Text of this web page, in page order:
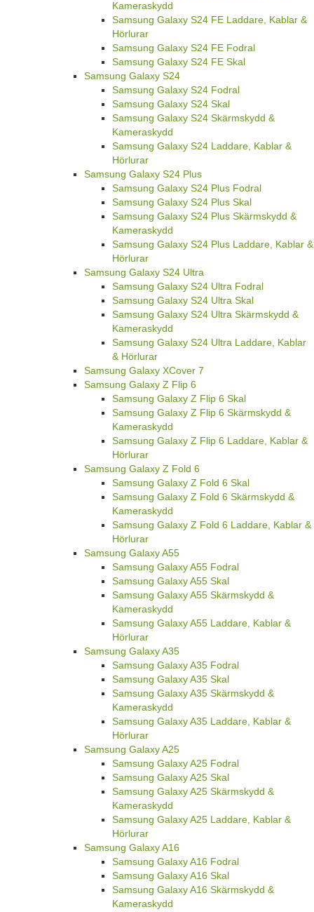
Kameraskydd
Samsung Galaxy S24 FE Laddare, Kablar &
Hörlurar
Samsung Galaxy S24 FE Fodral
Samsung Galaxy S24 FE Skal
Samsung Galaxy S24
Samsung Galaxy S24 Fodral
Samsung Galaxy S24 Skal
Samsung Galaxy S24 Skärmskydd &
Kameraskydd
Samsung Galaxy S24 Laddare, Kablar &
Hörlurar
Samsung Galaxy S24 Plus
Samsung Galaxy S24 Plus Fodral
Samsung Galaxy S24 Plus Skal
Samsung Galaxy S24 Plus Skärmskydd &
Kameraskydd
Samsung Galaxy S24 Plus Laddare, Kablar &
Hörlurar
Samsung Galaxy S24 Ultra
Samsung Galaxy S24 Ultra Fodral
Samsung Galaxy S24 Ultra Skal
Samsung Galaxy S24 Ultra Skärmskydd &
Kameraskydd
Samsung Galaxy S24 Ultra Laddare, Kablar
& Hörlurar
Samsung Galaxy XCover 7
Samsung Galaxy Z Flip 6
Samsung Galaxy Z Flip 6 Skal
Samsung Galaxy Z Flip 6 Skärmskydd &
Kameraskydd
Samsung Galaxy Z Flip 6 Laddare, Kablar &
Hörlurar
Samsung Galaxy Z Fold 6
Samsung Galaxy Z Fold 6 Skal
Samsung Galaxy Z Fold 6 Skärmskydd &
Kameraskydd
Samsung Galaxy Z Fold 6 Laddare, Kablar &
Hörlurar
Samsung Galaxy A55
Samsung Galaxy A55 Fodral
Samsung Galaxy A55 Skal
Samsung Galaxy A55 Skärmskydd &
Kameraskydd
Samsung Galaxy A55 Laddare, Kablar &
Hörlurar
Samsung Galaxy A35
Samsung Galaxy A35 Fodral
Samsung Galaxy A35 Skal
Samsung Galaxy A35 Skärmskydd &
Kameraskydd
Samsung Galaxy A35 Laddare, Kablar &
Hörlurar
Samsung Galaxy A25
Samsung Galaxy A25 Fodral
Samsung Galaxy A25 Skal
Samsung Galaxy A25 Skärmskydd &
Kameraskydd
Samsung Galaxy A25 Laddare, Kablar &
Hörlurar
Samsung Galaxy A16
Samsung Galaxy A16 Fodral
Samsung Galaxy A16 Skal
Samsung Galaxy A16 Skärmskydd &
Kameraskydd